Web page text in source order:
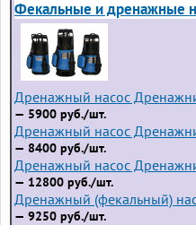
Фекальные и дренажные
Дренажный насос
— 5900 руб./шт.
Дренажный насос
— 8400 руб./шт.
Дренажный насос
— 12800 руб./шт.
Дренажный (фекальный)
— 9250 руб./шт.